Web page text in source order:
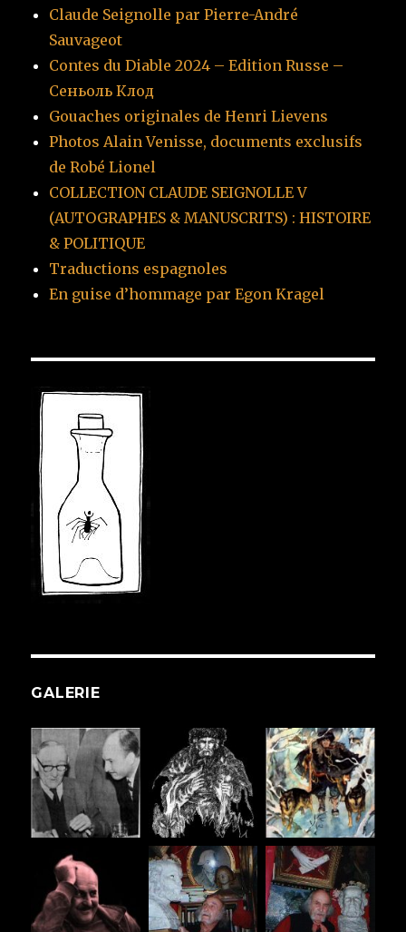
Claude Seignolle par Pierre-André
Sauvageot
Contes du Diable 2024 – Edition Russe –
Сеньоль Клод
Gouaches originales de Henri Lievens
Photos Alain Venisse, documents exclusifs
de Robé Lionel
COLLECTION CLAUDE SEIGNOLLE V
(AUTOGRAPHES & MANUSCRITS) : HISTOIRE
& POLITIQUE
Traductions espagnoles
En guise d’hommage par Egon Kragel
GALERIE